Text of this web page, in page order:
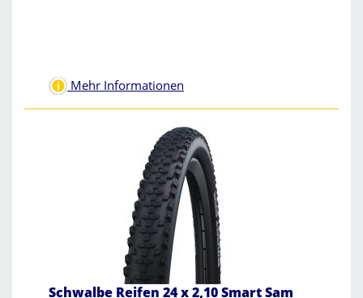
Mehr Informationen
Schwalbe Reifen 24 x 2,10 Smart Sam